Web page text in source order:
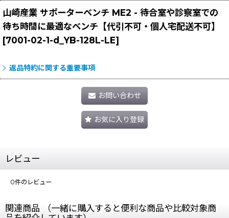
山崎産業 サポーターベンチ ME2 - 待合室や診察室での
待ち時間に最適なベンチ【代引不可・個人宅配送不可】
[7001-02-1-d_YB-128L-LE]
返品特約に関する重要事項
お問い合わせ
お気に入り登録
レビュー
0件のレビュー
関連商品 （一緒に購入すると便利な商品や比較対象商